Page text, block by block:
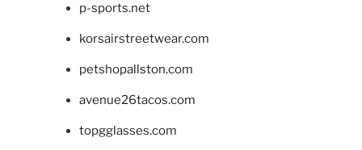
p-sports.net
korsairstreetwear.com
petshopallston.com
avenue26tacos.com
topgglasses.com